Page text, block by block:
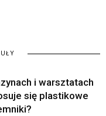
i warsztatach
się plastikowe